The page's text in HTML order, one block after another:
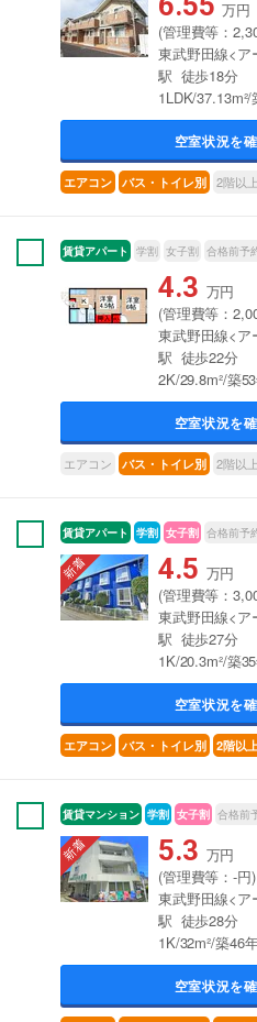
万円
(管理費等：
東武野田線<ア
駅 徒歩18分
1LDK/
空室状況を
エアコン バス・トイレ別 2階以上
賃貸アパート 学割 女子割 合格前予
4.3 万円
(管理費等：
東武野田線<ア
駅 徒歩22分
2K/29.8m²/築
空室状況を
エアコン バス・トイレ別 2階以上
賃貸アパート 学割 女子割 合格前予
4.5 万円
(管理費等：
東武野田線<ア
駅 徒歩27分
1K/20.3m²/築
空室状況を
エアコン バス・トイレ別 2階以
賃貸マンション 学割 女子割 合格前
5.3 万円
(管理費等：-円)
東武野田線<ア
駅 徒歩28分
1K/32m²/築46
空室状況を